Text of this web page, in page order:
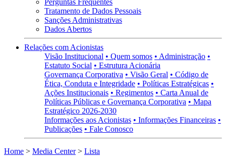
Perguntas Frequentes
Tratamento de Dados Pessoais
Sanções Administrativas
Dados Abertos
Relações com Acionistas
Visão Institucional • Quem somos • Administração •
Estatuto Social • Estrutura Acionária
Governança Corporativa • Visão Geral • Código de
Ética, Conduta e Integridade • Políticas Estratégicas •
Ações Institucionais • Regimentos • Carta Anual de
Políticas Públicas e Governança Corporativa • Mapa
Estratégico 2026-2030
Informações aos Acionistas • Informações Financeiras •
Publicações • Fale Conosco
Home > Media Center> Lista